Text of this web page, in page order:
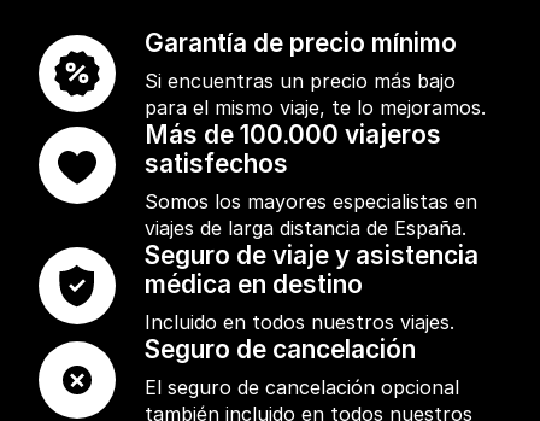
Garantía de precio mínimo
Si encuentras un precio más bajo
para el mismo viaje, te lo mejoramos.
Más de 100.000 viajeros
satisfechos
Somos los mayores especialistas en
viajes de larga distancia de España.
Seguro de viaje y asistencia
médica en destino
Incluido en todos nuestros viajes.
Seguro de cancelación
El seguro de cancelación opcional
también incluido en todos nuestros